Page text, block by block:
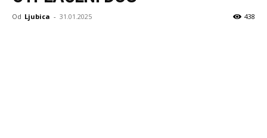
Od Ljubica - 31.01.2025 438